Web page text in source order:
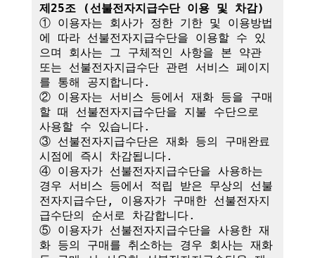
제25조 (선불전자지급수단 이용 및 차감)
① 이용자는 회사가 정한 기한 및 이용방법
에 따라 선불전자지급수단을 이용할 수 있
으며 회사는 그 구체적인 사항을 본 약관
또는 선불전자지급수단 관련 서비스 페이지
를 통해 공지합니다.
② 이용자는 서비스 등에서 재화 등을 구매
할 때 선불전자지급수단을 지불 수단으로
사용할 수 있습니다.
③ 선불전자지급수단은 재화 등의 구매완료
시점에 즉시 차감됩니다.
④ 이용자가 선불전자지급수단을 사용하는
경우 서비스 등에서 적립 받은 무상의 선불
전자지급수단, 이용자가 구매한 선불전자지
급수단의 순서로 차감합니다.
⑤ 이용자가 선불전자지급수단을 사용한 재
화 등의 구매를 취소하는 경우 회사는 재화